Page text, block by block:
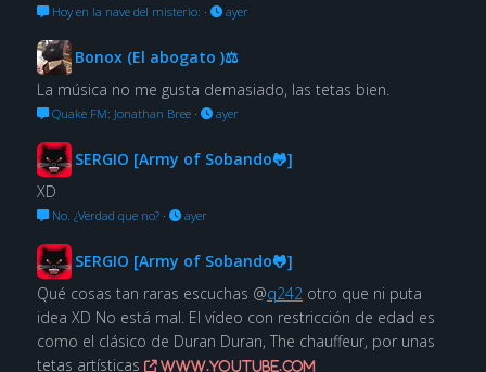
Hoy en la nave del misterio: · ayer
Bonox (El abogato )⚖
La música no me gusta demasiado, las tetas bien.
Quake FM: Jonathan Bree· ayer
SERGIO [Army of Sobando🐸]
XD
No. ¿Verdad que no?· ayer
SERGIO [Army of Sobando🐸]
Qué cosas tan raras escuchas @q242otro que ni puta
idea XD No está mal. El vídeo con restricción de edad es
como el clásico de Duran Duran, The chauffeur, por unas
tetas artísticas
www.youtube.com